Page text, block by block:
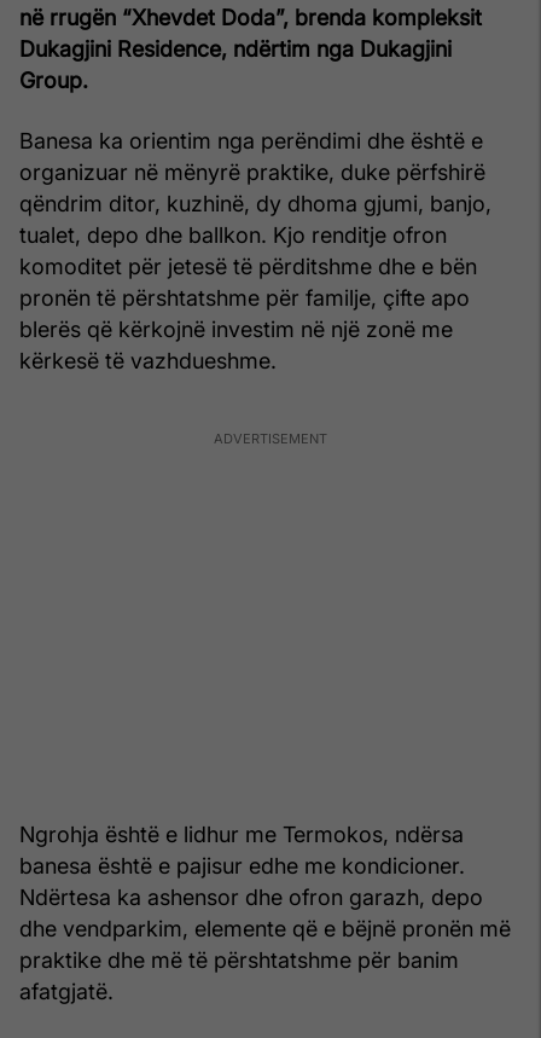
në rrugën “Xhevdet Doda”, brenda kompleksit
Dukagjini Residence, ndërtim nga Dukagjini
Group.
Banesa ka orientim nga perëndimi dhe është e
organizuar në mënyrë praktike, duke përfshirë
qëndrim ditor, kuzhinë, dy dhoma gjumi, banjo,
tualet, depo dhe ballkon. Kjo renditje ofron
komoditet për jetesë të përditshme dhe e bën
pronën të përshtatshme për familje, çifte apo
blerës që kërkojnë investim në një zonë me
kërkesë të vazhdueshme.
Ngrohja është e lidhur me Termokos, ndërsa
banesa është e pajisur edhe me kondicioner.
Ndërtesa ka ashensor dhe ofron garazh, depo
dhe vendparkim, elemente që e bëjnë pronën më
praktike dhe më të përshtatshme për banim
afatgjatë.